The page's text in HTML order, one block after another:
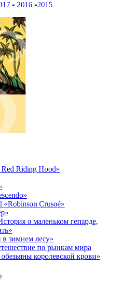
▫ 2016 ▫2015
Riding Hood»
Crusoé»
о маленьком гепарде,
зимнем лесу»
по рынкам мира
королевской крови»